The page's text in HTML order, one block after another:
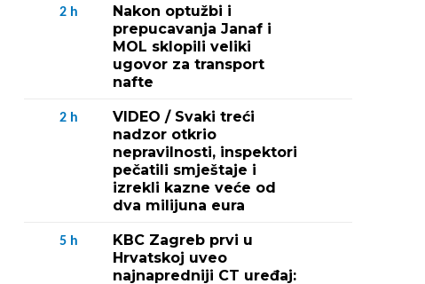
2 h
Nakon optužbi i
prepucavanja Janaf i
MOL sklopili veliki
ugovor za transport
nafte
2 h
VIDEO / Svaki treći
nadzor otkrio
nepravilnosti, inspektori
pečatili smještaje i
izrekli kazne veće od
dva milijuna eura
5 h
KBC Zagreb prvi u
Hrvatskoj uveo
najnapredniji CT uređaj: